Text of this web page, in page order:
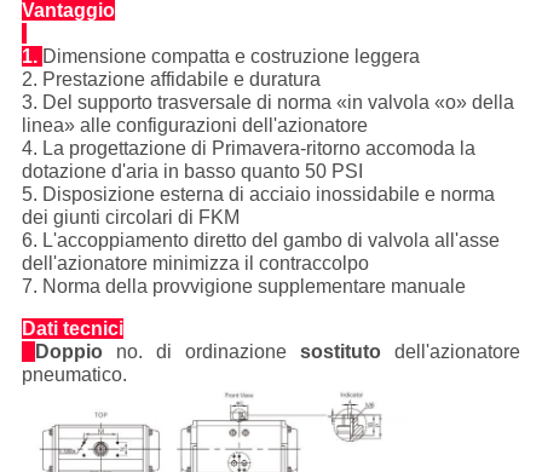
Vantaggio
1. Dimensione compatta e costruzione leggera
2. Prestazione affidabile e duratura
3. Del supporto trasversale di norma «in valvola «o» della
linea» alle configurazioni dell'azionatore
4. La progettazione di Primavera-ritorno accomoda la
dotazione d'aria in basso quanto 50 PSI
5. Disposizione esterna di acciaio inossidabile e norma
dei giunti circolari di FKM
6. L'accoppiamento diretto del gambo di valvola all'asse
dell'azionatore minimizza il contraccolpo
7. Norma della provvigione supplementare manuale
Dati tecnici
Doppiono. di ordinazionesostituto dell'azionatore
pneumatico.